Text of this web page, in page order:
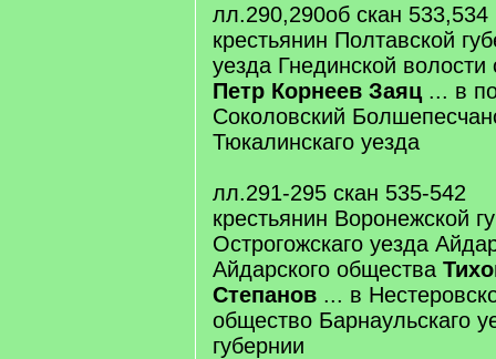
лл.290,290об скан 533,534
крестьянин Полтавской
уезда Гнединской волости
Петр Корнеев Заяц ... в
Соколовский
Тюкалинскаго уезда
лл.291-295 скан 535-542
крестьянин Воронежской
Острогожскаго уезда
Айдарского общества
Степанов ... в
общество Барнаульскаго
губернии